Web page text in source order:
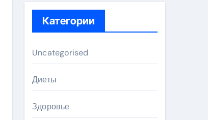
Категории
Uncategorised
Диеты
Здоровье